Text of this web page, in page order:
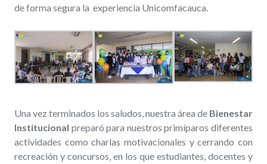
de forma segura la experiencia Unicomfacauca.
Una vez terminados los saludos, nuestra área de Bienestar
Institucional preparó para nuestros primíparos diferentes
actividades como charlas motivacionales y cerrando con
recreación y concursos, en los que estudiantes, docentes y